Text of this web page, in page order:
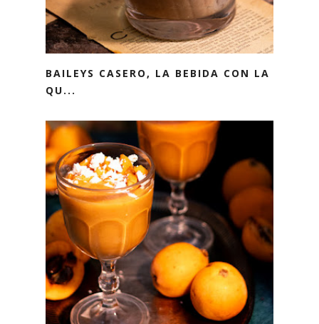
BAILEYS CASERO, LA BEBIDA CON LA
QU...